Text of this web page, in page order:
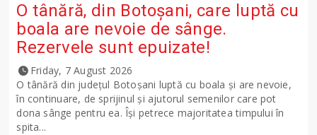
O tânără, din Botoșani, care luptă cu
boala are nevoie de sânge.
Rezervele sunt epuizate!
Friday, 7 August 2026
O tânără din județul Botoșani luptă cu boala și are nevoie,
în continuare, de sprijinul și ajutorul semenilor care pot
dona sânge pentru ea. Își petrece majoritatea timpului în
spita...